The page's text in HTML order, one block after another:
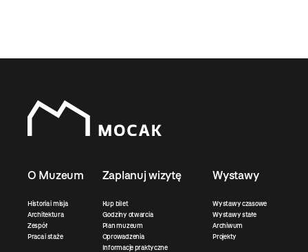
O Muzeum
Historia i misja
Architektura
Zespół
Praca i staże
Zaplanuj wizytę
Kup bilet
Godziny otwarcia
Plan muzeum
Oprowadzenia
Informacje praktyczne
Wystawy
Wystawy czasowe
Wystawy stałe
Archiwum
Projekty